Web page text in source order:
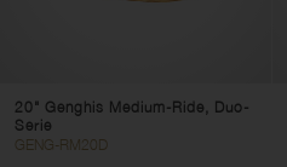
20" Genghis Medium-Ride, Duo-
Serie
GENG-RM20D